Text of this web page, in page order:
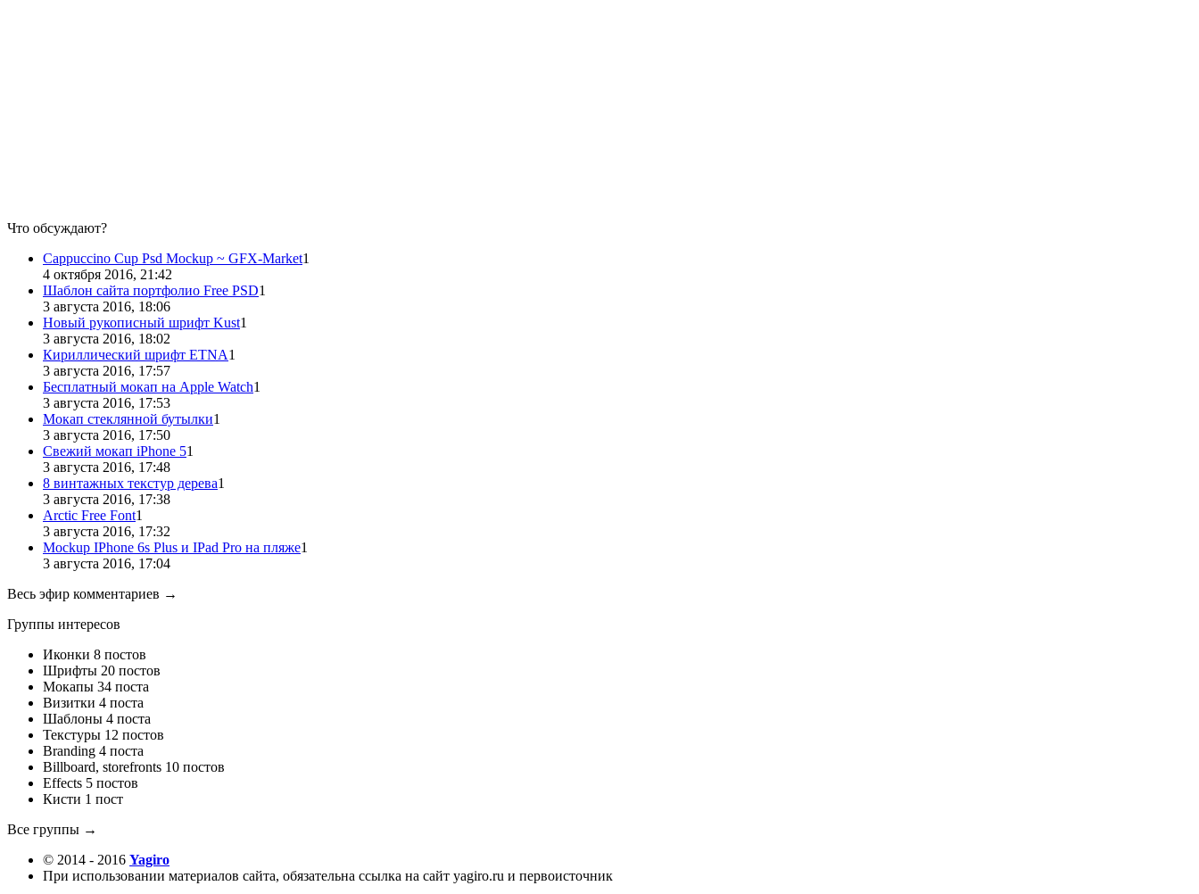
Что обсуждают?
Cappuccino Cup Psd Mockup ~ GFX-Market1
4 октября 2016, 21:42
Шаблон сайта портфолио Free PSD1
3 августа 2016, 18:06
Новый рукописный шрифт Kust1
3 августа 2016, 18:02
Кириллический шрифт ETNA1
3 августа 2016, 17:57
Бесплатный мокап на Apple Watch1
3 августа 2016, 17:53
Мокап стеклянной бутылки1
3 августа 2016, 17:50
Свежий мокап iPhone 51
3 августа 2016, 17:48
8 винтажных текстур дерева1
3 августа 2016, 17:38
Arctic Free Font1
3 августа 2016, 17:32
Mockup IPhone 6s Plus и IPad Pro на пляже1
3 августа 2016, 17:04
Весь эфир комментариев →
Группы интересов
Иконки 8 постов
Шрифты 20 постов
Мокапы 34 поста
Визитки 4 поста
Шаблоны 4 поста
Текстуры 12 постов
Branding 4 поста
Billboard, storefronts 10 постов
Effects 5 постов
Кисти 1 пост
Все группы →
© 2014 - 2016 Yagiro
При использовании материалов сайта, обязательна ссылка на сайт yagiro.ru и первоисточник